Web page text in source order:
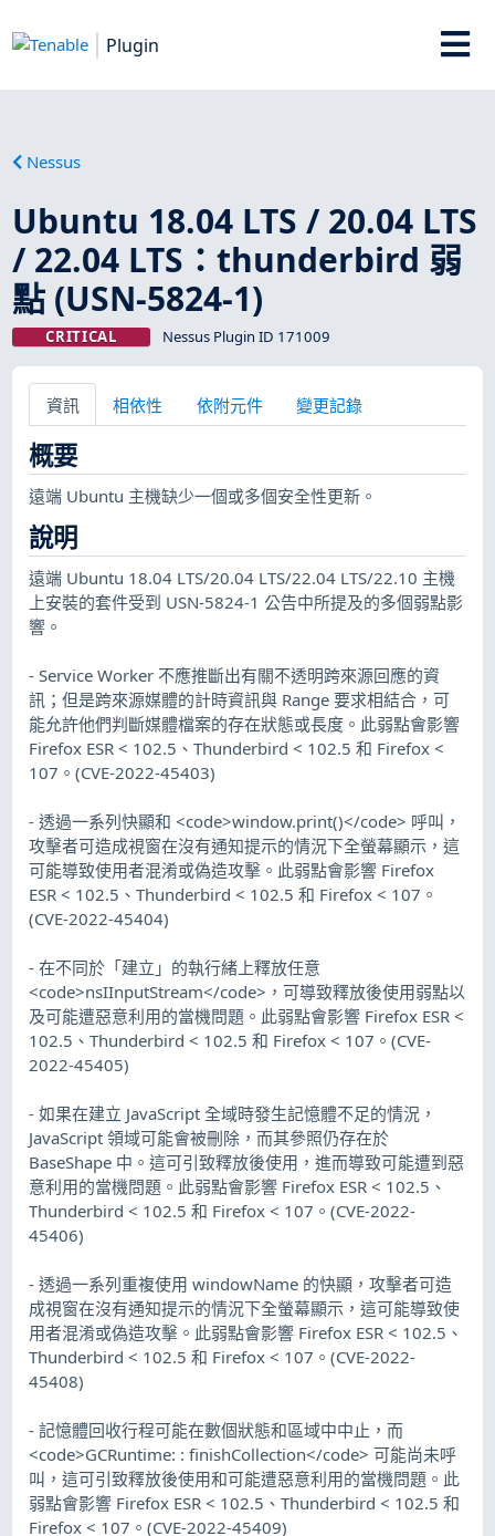
Plugin
Nessus
Ubuntu 18.04 LTS / 20.04 LTS
/ 22.04 LTS：thunderbird 弱
點 (USN-5824-1)
CRITICAL Nessus Plugin ID 171009
資訊 相依性 依附元件 變更記錄
概要
遠端 Ubuntu 主機缺少一個或多個安全性更新。
說明
遠端 Ubuntu 18.04 LTS/20.04 LTS/22.04 LTS/22.10 主機
上安裝的套件受到 USN-5824-1 公告中所提及的多個弱點影
響。
- Service Worker 不應推斷出有關不透明跨來源回應的資
訊；但是跨來源媒體的計時資訊與 Range 要求相結合，可
能允許他們判斷媒體檔案的存在狀態或長度。此弱點會影響
Firefox ESR < 102.5、Thunderbird < 102.5 和 Firefox <
107。(CVE-2022-45403)
- 透過一系列快顯和 <code>window.print()</code> 呼叫，
攻擊者可造成視窗在沒有通知提示的情況下全螢幕顯示，這
可能導致使用者混淆或偽造攻擊。此弱點會影響 Firefox
ESR < 102.5、Thunderbird < 102.5 和 Firefox < 107。
(CVE-2022-45404)
- 在不同於「建立」的執行緒上釋放任意
<code>nsIInputStream</code>，可導致釋放後使用弱點以
及可能遭惡意利用的當機問題。此弱點會影響 Firefox ESR <
102.5、Thunderbird < 102.5 和 Firefox < 107。(CVE-
2022-45405)
- 如果在建立 JavaScript 全域時發生記憶體不足的情況，
JavaScript 領域可能會被刪除，而其參照仍存在於
BaseShape 中。這可引致釋放後使用，進而導致可能遭到惡
意利用的當機問題。此弱點會影響 Firefox ESR < 102.5、
Thunderbird < 102.5 和 Firefox < 107。(CVE-2022-
45406)
- 透過一系列重複使用 windowName 的快顯，攻擊者可造
成視窗在沒有通知提示的情況下全螢幕顯示，這可能導致使
用者混淆或偽造攻擊。此弱點會影響 Firefox ESR < 102.5、
Thunderbird < 102.5 和 Firefox < 107。(CVE-2022-
45408)
- 記憶體回收行程可能在數個狀態和區域中中止，而
<code>GCRuntime: : finishCollection</code> 可能尚未呼
叫，這可引致釋放後使用和可能遭惡意利用的當機問題。此
弱點會影響 Firefox ESR < 102.5、Thunderbird < 102.5 和
Firefox < 107。(CVE-2022-45409)